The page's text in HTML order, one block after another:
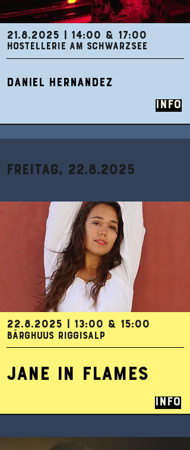
21.8.2025 | 14:00 & 17:00
HOSTELLERIE AM SCHWARZSEE
DANIEL HERNANDEZ
Info
Freitag, 22.8.2025
22.8.2025 | 13:00 & 15:00
JANE IN FLAMES
BÄRGHUUS RIGGISALP
Info